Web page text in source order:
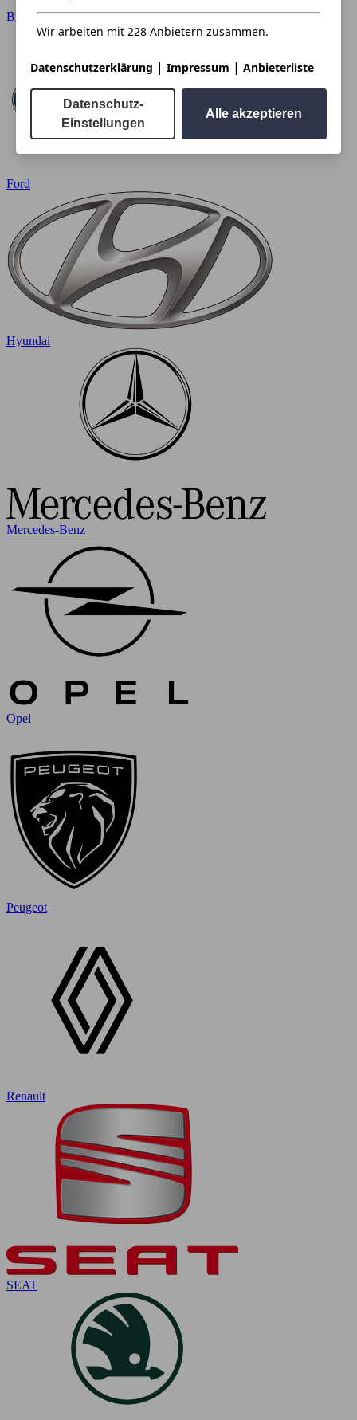
BMW
Ford
Hyundai
Mercedes-Benz
Opel
Peugeot
Renault
SEAT
Wir arbeiten mit 228 Anbietern zusammen.
Datenschutzerklärung | Impressum | Anbieterliste
Datenschutz-
Einstellungen
Alle akzeptieren